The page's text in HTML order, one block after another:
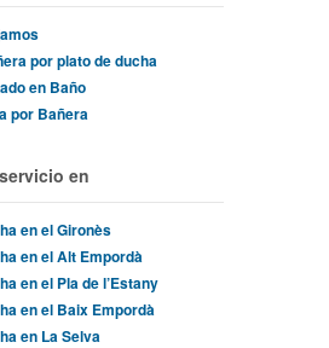
por plato de ducha
en Baño
por Bañera
en
en el Gironès
en el Alt Empordà
en el Pla de l’Estany
en el Baix Empordà
en La Selva